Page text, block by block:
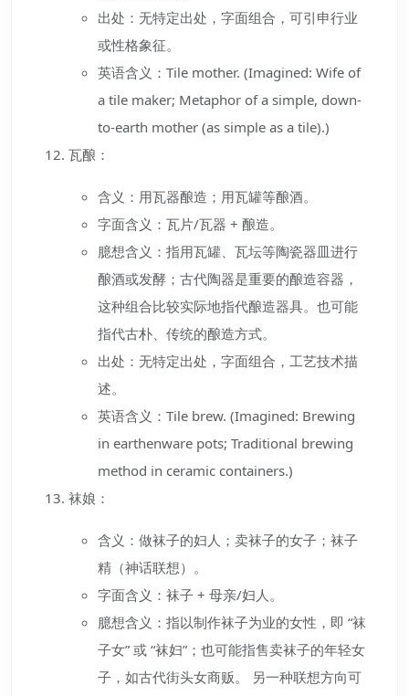
出处：无特定出处，字面组合，可引申行业
或性格象征。
英语含义：Tile mother. (Imagined: Wife of
a tile maker; Metaphor of a simple, down-
to-earth mother (as simple as a tile).)
瓦酿：
含义：用瓦器酿造；用瓦罐等酿酒。
字面含义：瓦片/瓦器 + 酿造。
臆想含义：指用瓦罐、瓦坛等陶瓷器皿进行
酿酒或发酵；古代陶器是重要的酿造容器，
这种组合比较实际地指代酿造器具。也可能
指代古朴、传统的酿造方式。
出处：无特定出处，字面组合，工艺技术描
述。
英语含义：Tile brew. (Imagined: Brewing
in earthenware pots; Traditional brewing
method in ceramic containers.)
袜娘：
含义：做袜子的妇人；卖袜子的女子；袜子
精（神话联想）。
字面含义：袜子 + 母亲/妇人。
臆想含义：指以制作袜子为业的女性，即 “袜
子女” 或 “袜妇”；也可能指售卖袜子的年轻女
子，如古代街头女商贩。 另一种联想方向可